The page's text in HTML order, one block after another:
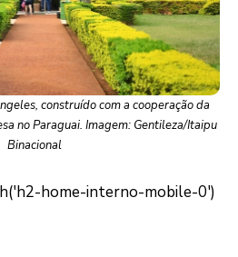
construído com a cooperação da
no Paraguai. Imagem: Gentileza/Itaipu
Binacional